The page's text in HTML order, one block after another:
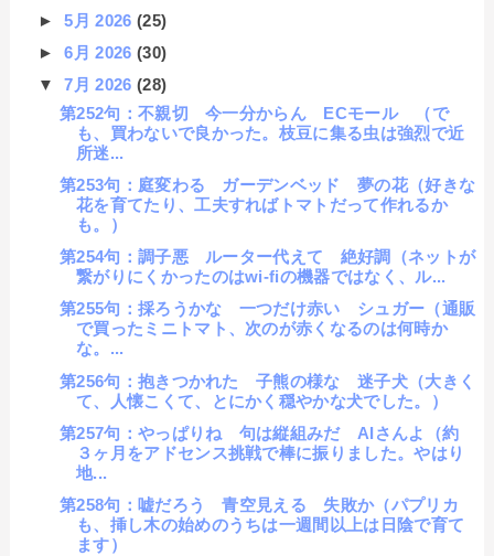
►5月 2026 (25)
►6月 2026 (30)
▼7月 2026 (28)
第252句：不親切 今一分からん ECモール （で
も、買わないで良かった。枝豆に集る虫は強烈で近
所迷...
第253句：庭変わる ガーデンベッド 夢の花（好きな
花を育てたり、工夫すればトマトだって作れるか
も。）
第254句：調子悪 ルーター代えて 絶好調（ネットが
繋がりにくかったのはwi-fiの機器ではなく、ル...
第255句：採ろうかな 一つだけ赤い シュガー（通販
で買ったミニトマト、次のが赤くなるのは何時か
な。...
第256句：抱きつかれた 子熊の様な 迷子犬（大きく
て、人懐こくて、とにかく穏やかな犬でした。）
第257句：やっぱりね 句は縦組みだ AIさんよ（約
３ヶ月をアドセンス挑戦で棒に振りました。やはり
地...
第258句：嘘だろう 青空見える 失敗か（パプリカ
も、挿し木の始めのうちは一週間以上は日陰で育て
ます）